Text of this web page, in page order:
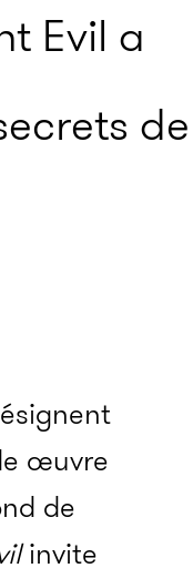
Evil a
de
œuvre
de
invite